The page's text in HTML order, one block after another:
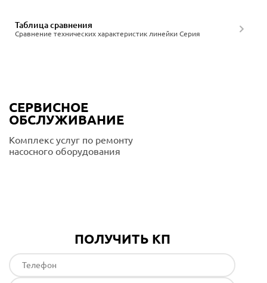
Сравнение технических характеристик линейки Серия
Таблица сравнения
СЕРВИСНОЕ
ОБСЛУЖИВАНИЕ
Комплекс услуг по ремонту
насосного оборудования
ПОЛУЧИТЬ КП